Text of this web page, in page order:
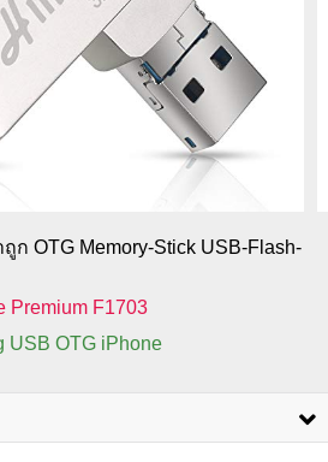
OTG Memory-Stick USB-Flash-
Premium F1703
USB OTG iPhone